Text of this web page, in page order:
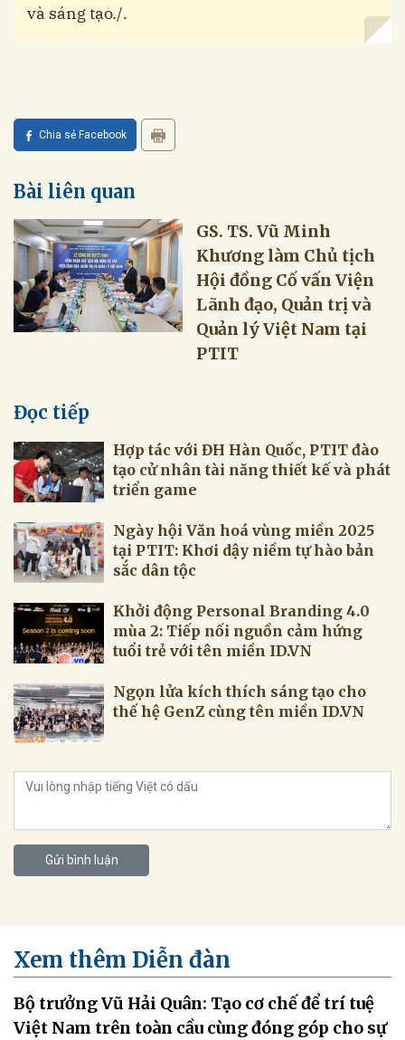
và sáng tạo./.
Chia sẻ Facebook
Bài liên quan
GS. TS. Vũ Minh
Khương làm Chủ tịch
Hội đồng Cố vấn Viện
Lãnh đạo, Quản trị và
Quản lý Việt Nam tại
PTIT
Đọc tiếp
Hợp tác với ĐH Hàn Quốc, PTIT đào
tạo cử nhân tài năng thiết kế và phát
triển game
Ngày hội Văn hoá vùng miền 2025
tại PTIT: Khơi dậy niềm tự hào bản
sắc dân tộc
Khởi động Personal Branding 4.0
mùa 2: Tiếp nối nguồn cảm hứng
tuổi trẻ với tên miền ID.VN
Ngọn lửa kích thích sáng tạo cho
thế hệ GenZ cùng tên miền ID.VN
Gửi bình luận
Xem thêm Diễn đàn
Bộ trưởng Vũ Hải Quân: Tạo cơ chế để trí tuệ
Việt Nam trên toàn cầu cùng đóng góp cho sự